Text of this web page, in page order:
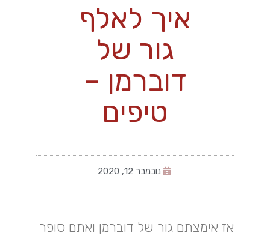
איך לאלף
גור של
דוברמן –
טיפים
נובמבר 12, 2020
אז אימצתם גור של דוברמן ואתם סופר